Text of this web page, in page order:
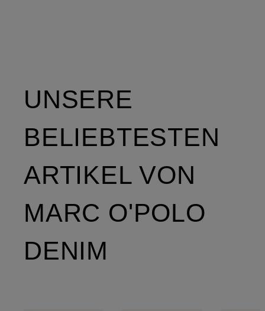
UNSERE
BELIEBTESTEN
ARTIKEL VON
MARC O'POLO
DENIM